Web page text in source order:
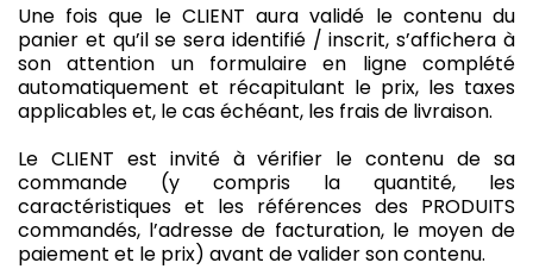
Une fois que le CLIENT aura validé le contenu du
panier et qu’il se sera identifié / inscrit, s’affichera à
son attention un formulaire en ligne complété
automatiquement et récapitulant le prix, les taxes
applicables et, le cas échéant, les frais de livraison.
Le CLIENT est invité à vérifier le contenu de sa
commande (y compris la quantité, les
caractéristiques et les références des PRODUITS
commandés, l’adresse de facturation, le moyen de
paiement et le prix) avant de valider son contenu.